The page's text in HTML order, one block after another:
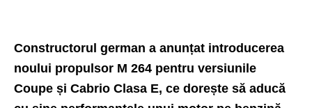
Constructorul german a anunțat introducerea
noului propulsor M 264 pentru versiunile
Coupe și Cabrio Clasa E, ce dorește să aducă